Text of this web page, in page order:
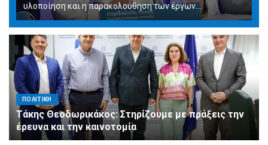
υλοποίηση και η παρακολούθηση των έργων...
ΠΟΛΙΤΙΚΗ
Τάκης Θεοδωρικάκος: Στηρίζουμε με πράξεις την
έρευνα και την καινοτομία